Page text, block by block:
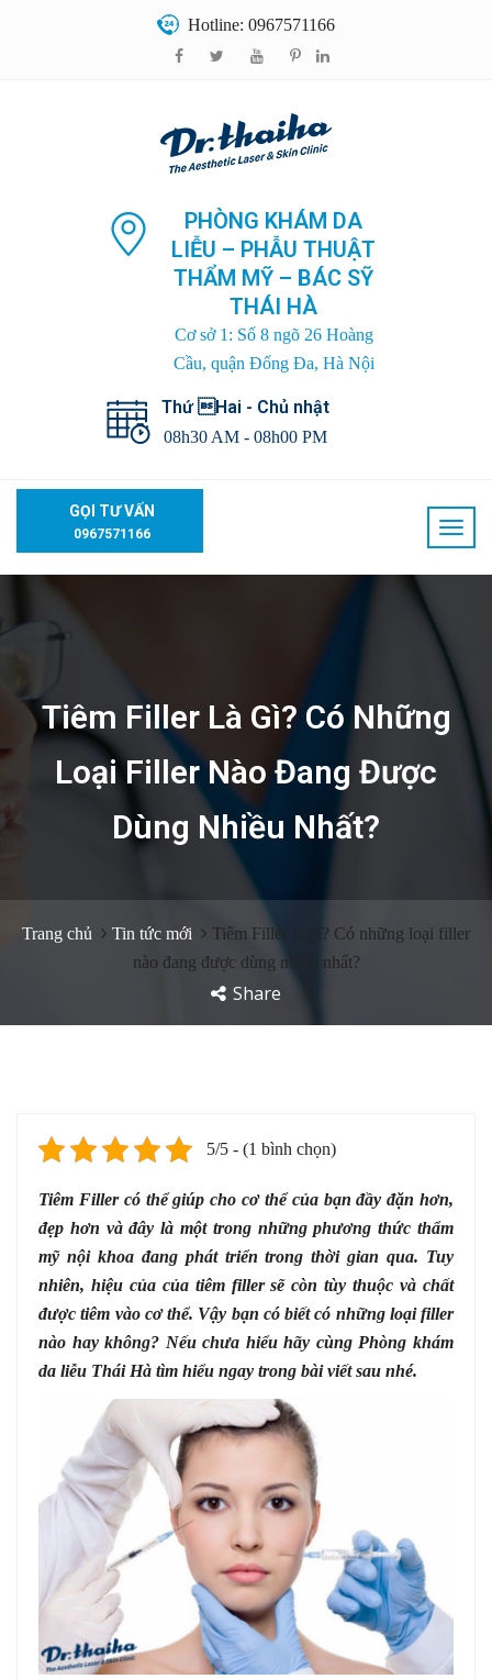
Hotline: 0967571166
PHÒNG KHÁM DA
LIỄU – PHẪU THUẬT
THẨM MỸ – BÁC SỸ
THÁI HÀ
Cơ sở 1: Số 8 ngõ 26 Hoàng
Cầu, quận Đống Đa, Hà Nội
Thứ Hai - Chủ nhật
08h30 AM - 08h00 PM
GỌI TƯ VẤN
0967571166
Tiêm Filler Là Gì? Có Những
Loại Filler Nào Đang Được
Dùng Nhiều Nhất?
Trang chủ Tin tức mới
Tiêm Filler là gì? Có những loại filler
nào đang được dùng nhiều nhất?
Share
5/5 - (1 bình chọn)
Tiêm Filler có thể giúp cho cơ thể của bạn đầy đặn hơn,
đẹp hơn và đây là một trong những phương thức thẩm
mỹ nội khoa đang phát triển trong thời gian qua. Tuy
nhiên, hiệu của của tiêm filler sẽ còn tùy thuộc và chất
được tiêm vào cơ thể. Vậy bạn có biết có những loại filler
nào hay không? Nếu chưa hiểu hãy cùng Phòng khám
da liễu Thái Hà tìm hiểu ngay trong bài viết sau nhé.